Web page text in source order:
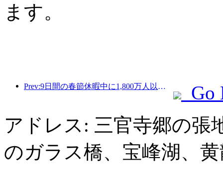
ます。
Prev:9日間の春節休暇中に1,800万人以上が国内外を旅行すると予想されている。
Go
アドレス: 三官寺郷の張
のガラス橋、宝峰湖、